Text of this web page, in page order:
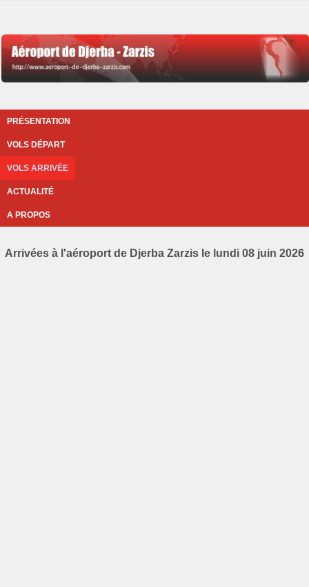
PRÉSENTATION
VOLS DÉPART
VOLS ARRIVÉE
ACTUALITÉ
A PROPOS
Arrivées à l'aéroport de Djerba Zarzis le lundi 08 juin 2026